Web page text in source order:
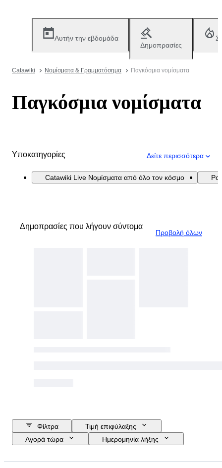
Αυτήν την εβδομάδα
Δημοπρασίες
Catawiki Νομίσματα & Γραμματόσημα Παγκόσμια νομίσματα
Παγκόσμια νομίσματα
Υποκατηγορίες Δείτε περισσότερα
Catawiki Live Νομίσματα από όλο τον κόσμο
Δημοπρασίες που λήγουν σύντομα
Προβολή όλων
Φίλτρα
Τιμή επιφύλαξης
Αγορά τώρα
Ημερομηνία λήξης